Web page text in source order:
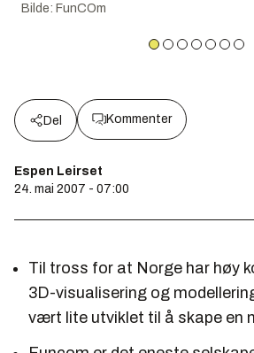
Bilde: FunCOm
Del Kommenter
Espen Leirset
24. mai 2007 - 07:00
Til tross for at Norge har høy
3D-visualisering og
vært lite utviklet til å skape en